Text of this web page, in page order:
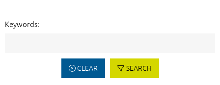
Keywords:
CLEAR SEARCH